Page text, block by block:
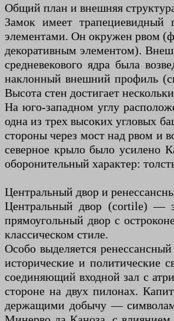
Общий план и внешняя
Замок имеет
элементами. Он окружен рвом
декоративным элементом).
средневекового ядра была
наклонный внешний профиль
Высота стен достигает
На юго-западном углу
одна из трех высоких угловых
стороны через мост над рвом и
северное крыло было усилено
оборонительный характер:
Центральный двор и
Центральный двор (cortile) —
прямоугольный двор с
классическом стиле.
Особо выделяется
исторические и
соединяющий входной зал с
стороне на двух пилонах.
держащими добычу —